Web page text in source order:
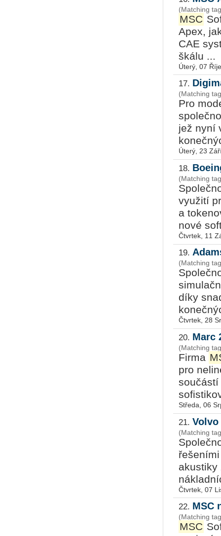
(Matching
MSC
Apex,
CAE
škálu ...
Úterý, 07
17.
(Matching
Pro
jež nyní
Úterý, 23
18.
(Matching
využití
a
nové
Čtvrtek, 11
19.
(Matching
díky
Čtvrtek, 28
20. Marc
(Matching
Firma
pro
součástí
Středa, 06
21.
(Matching
akustiky
Čtvrtek, 07
22. MSC
(Matching
MSC